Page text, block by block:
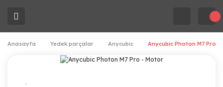
Anasayfa Yedek parçalar Anycubic Anycubic Photon M7 Pro -